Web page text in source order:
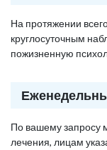
На протяжении
круглосуточным
пожизненную
По вашему запросу
лечения, лицам